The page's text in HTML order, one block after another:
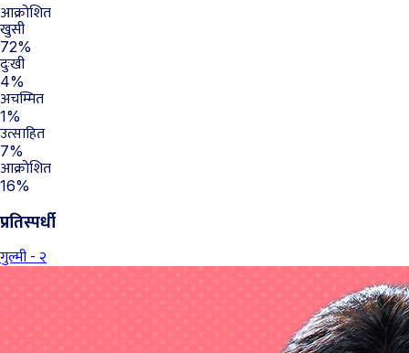
आक्रोशित
खुसी
72%
दुःखी
4%
अचम्मित
1%
उत्साहित
7%
आक्रोशित
16%
प्रतिस्पर्धी
गुल्मी - २